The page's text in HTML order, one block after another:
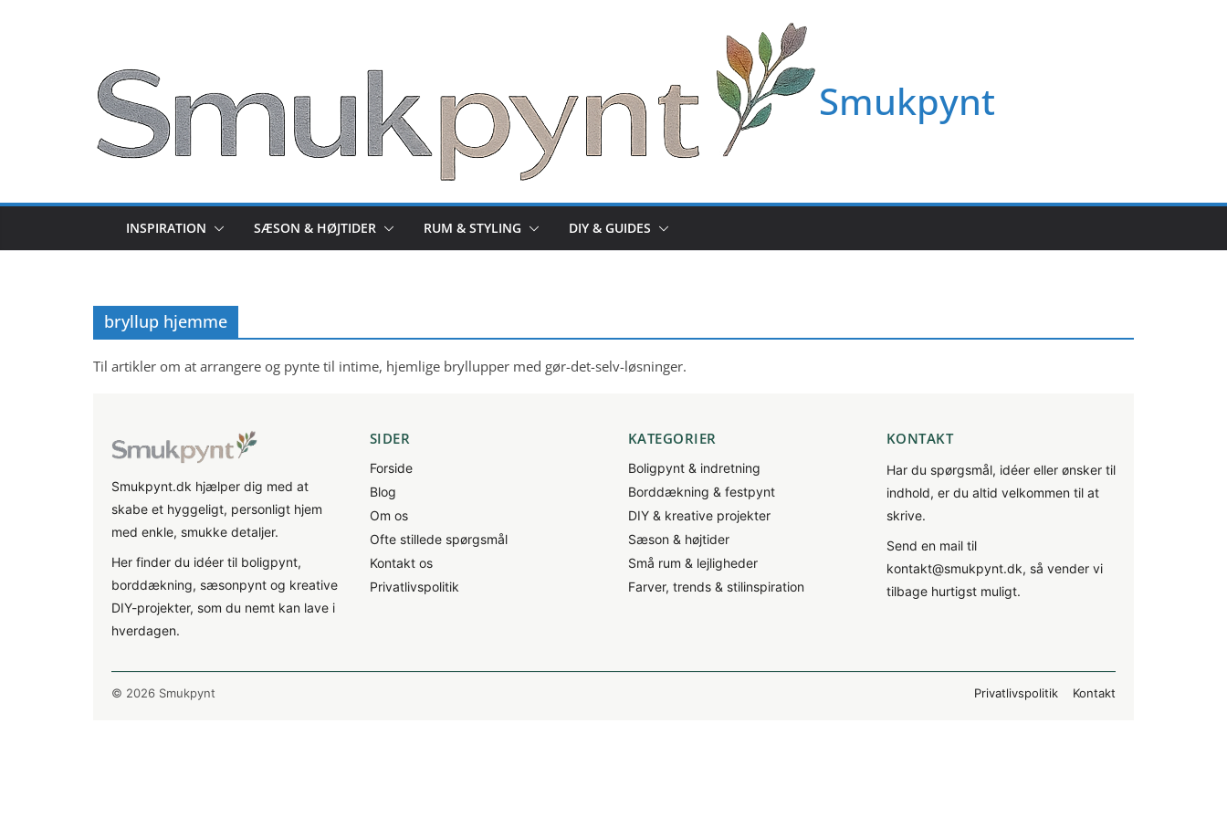
Smukpynt
INSPIRATION SÆSON & HØJTIDER RUM & STYLING DIY & GUIDES
bryllup hjemme
Til artikler om at arrangere og pynte til intime, hjemlige bryllupper med gør-det-selv-løsninger.
Smukpynt.dk hjælper dig med at
skabe et hyggeligt, personligt hjem
med enkle, smukke detaljer.
Her finder du idéer til boligpynt,
borddækning, sæsonpynt og kreative
DIY-projekter, som du nemt kan lave i
hverdagen.
SIDER
Forside
Blog
Om os
Ofte stillede spørgsmål
Kontakt os
Privatlivspolitik
KATEGORIER
Boligpynt & indretning
Borddækning & festpynt
DIY & kreative projekter
Sæson & højtider
Små rum & lejligheder
Farver, trends & stilinspiration
KONTAKT
Har du spørgsmål, idéer eller ønsker til
indhold, er du altid velkommen til at
skrive.
Send en mail til
kontakt@smukpynt.dk, så vender vi
tilbage hurtigst muligt.
© 2026 Smukpynt Privatlivspolitik Kontakt